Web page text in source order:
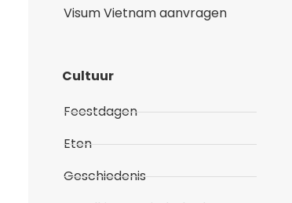
Visum Vietnam aanvragen
Cultuur
Feestdagen
Eten
Geschiedenis